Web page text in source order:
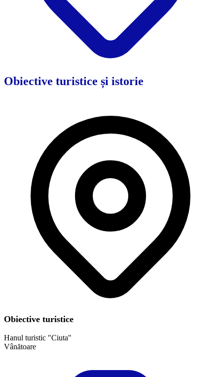
Obiective turistice și istorie
Obiective turistice
Hanul turistic "Ciuta"
Vânătoare